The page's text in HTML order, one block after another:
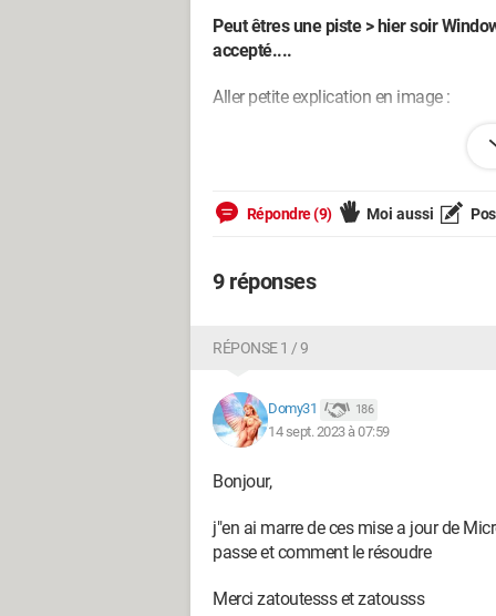
Peut êtres une piste > hier soir
accepté....
Aller petite explication en image :
Je le glisse
il manque quelque chose
Copie des 2 écrans
Maintenant faisons le contraire :
Répondre (9) Moi aussi
9 réponses
RÉPONSE 1 / 9
Domy31 186
14 sept. 2023 à 07:59
Bonjour,
j"en ai marre de ces mise a jour de
passe et comment le résoudre
Merci zatoutesss et zatousss